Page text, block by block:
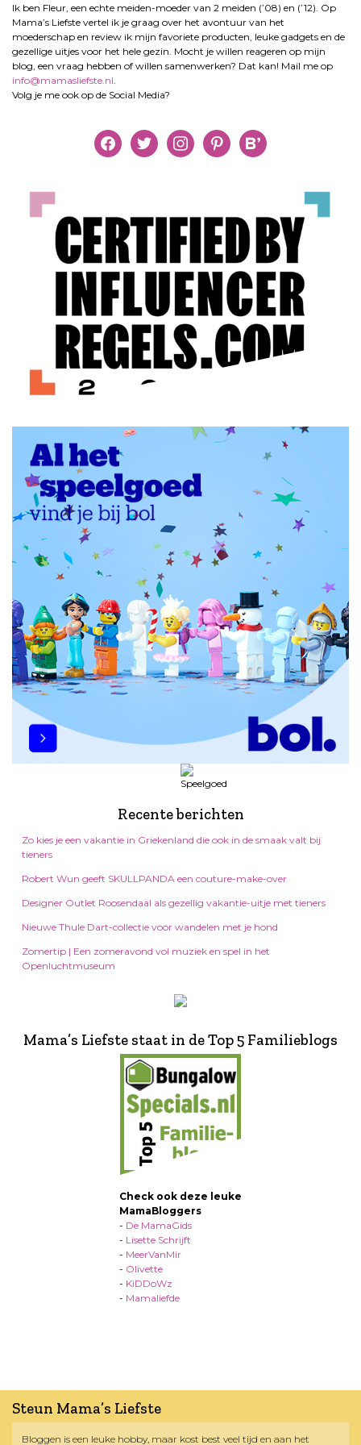
Ik ben Fleur, een echte meiden-moeder van 2 meiden (’08) en (’12). Op
Mama’s Liefste vertel ik je graag over het avontuur van het
moederschap en review ik mijn favoriete producten, leuke gadgets en de
gezellige uitjes voor het hele gezin. Mocht je willen reageren op mijn
blog, een vraag hebben of willen samenwerken? Dat kan! Mail me op
info@mamasliefste.nl.
Volg je me ook op de Social Media?
facebooktwitter instagrampinterestbloglovin
Recente berichten
Zo kies je een vakantie in Griekenland die ook in de smaak valt bij
tieners
Robert Wun geeft SKULLPANDA een couture-make-over
Designer Outlet Roosendaal als gezellig vakantie-uitje met tieners
Nieuwe Thule Dart-collectie voor wandelen met je hond
Zomertip | Een zomeravond vol muziek en spel in het
Openluchtmuseum
Mama’s Liefste staat in de Top 5 Familieblogs
Check ook deze leuke
MamaBloggers
- De MamaGids
- Lisette Schrijft
- MeerVanMir
- Olivette
- KiDDoWz
- Mamaliefde
Steun Mama’s Liefste
Bloggen is een leuke hobby, maar kost best veel tijd en aan het